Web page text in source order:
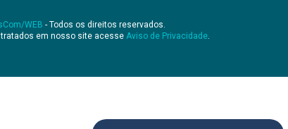
WEB - Todos os direitos reservados.
em nosso site acesse Aviso de Privacidade